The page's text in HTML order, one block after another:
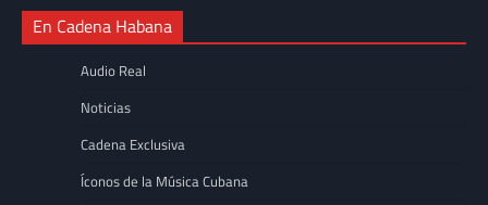
En Cadena Habana
Audio Real
Noticias
Cadena Exclusiva
Íconos de la Música Cubana